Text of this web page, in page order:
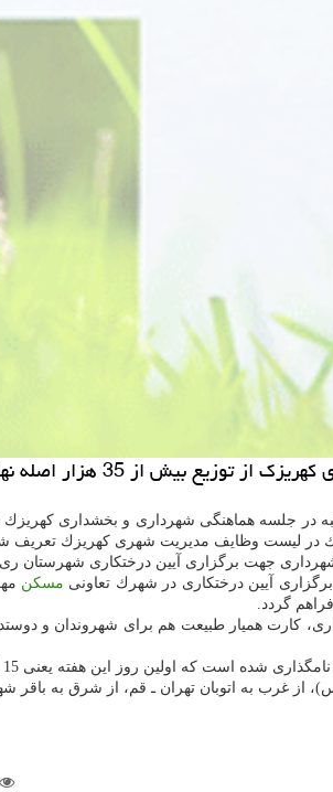
بخش كهریزك در آستانه روز درختكاری اطلاع داد.
در لیست وظایف مدیریت شهری كهریزك
جهت برگزاری آیین درختكاری شهرستان
آیین درختكاری در شهرك تعاونی مسكن
گردد.
كارت همیار طبیعت هم برای شهروندان و
تهران ـ قم، از شرق به باقر شهر و از جنوب به شهر